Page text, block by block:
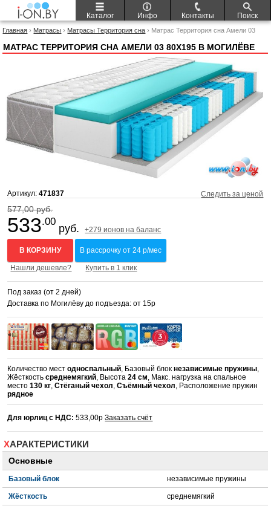
Каталог Инфо Контакты Поиск
Главная › Матрасы › Матрасы Территория сна › Матрас Территория сна Амели 03
МАТРАС ТЕРРИТОРИЯ СНА АМЕЛИ 03 80X195 В МОГИЛЁВЕ
Артикул:471837 Следить за ценой
577,00 руб.
533.00
руб. +279 ионов на баланс
В КОРЗИНУ В рассрочку от 24 р/мес
Нашли дешевле? Купить в 1 клик
Под заказ (от 2 дней)
Доставка по Могилёву до подъезда: от 15р
Количество местодноспальный , Базовый блокнезависимые пружины
Жёсткостьсреднемягкий , Высота24 см , Макс. нагрузка на спальное
место130 кг ,Стёганый чехол ,Съёмный чехол , Расположение пружин
рядное
Для юрлиц с НДС: 533,00рЗаказать счёт
ХАРАКТЕРИСТИКИ
Основные
Базовый блок независимые пружины
Жёсткость среднемягкий